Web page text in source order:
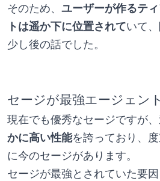
そのため、 ユーザーが作るテ
トは遥か下に位置されていて
少し後の話でした。
セージが最強エージェント
現在でも優秀なセージですが
かに高い性能を誇っており、
に今のセージがあります。
セージが最強とされていた要